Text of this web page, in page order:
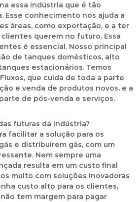
essa indústria que é tão
Esse conhecimento nos ajuda a
áreas, como exportação, e a ter
querem no futuro. Essa
é essencial. Nosso principal
de tanques domésticos, alto
estacionários. Temos
que cuida de toda a parte
e venda de produtos novos, e a
de pós-venda e serviços.
futuras da indústria?
facilitar a solução para os
e distribuírem gás, com um
Nem sempre uma
resulta em um custo final
muito com soluções inovadoras
custo alto para os clientes,
tem margem para pagar